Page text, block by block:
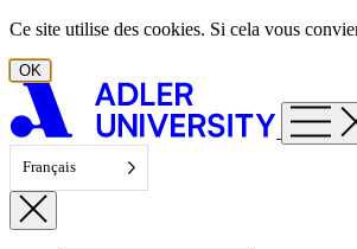
Aller au contenu
Ce site utilise des cookies. Si cela vous
OK
Français